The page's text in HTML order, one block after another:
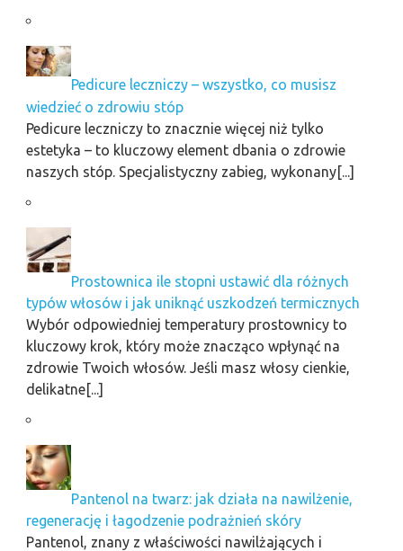
Pedicure leczniczy – wszystko, co musisz
wiedzieć o zdrowiu stóp
Pedicure leczniczy to znacznie więcej niż tylko
estetyka – to kluczowy element dbania o zdrowie
naszych stóp. Specjalistyczny zabieg, wykonany[...]
Prostownica ile stopni ustawić dla różnych
typów włosów i jak uniknąć uszkodzeń termicznych
Wybór odpowiedniej temperatury prostownicy to
kluczowy krok, który może znacząco wpłynąć na
zdrowie Twoich włosów. Jeśli masz włosy cienkie,
delikatne[...]
Pantenol na twarz: jak działa na nawilżenie,
regenerację i łagodzenie podrażnień skóry
Pantenol, znany z właściwości nawilżających i